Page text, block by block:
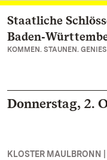
Zum Hauptinhalt
Staatliche
KOMMEN. STAUNEN.
Donnerstag, 2.
KLOSTER MAULBRONN